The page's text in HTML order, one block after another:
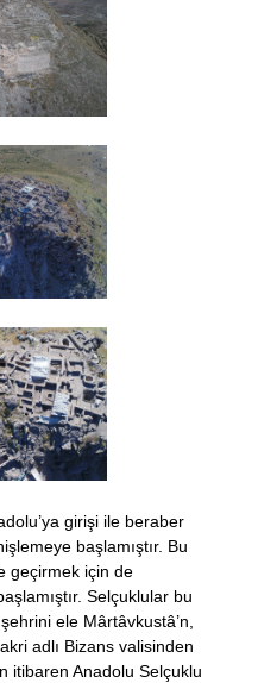
girişi ile beraber
başlamıştır. Bu
geçirmek için de
Selçuklular bu
ele Mârtâvkustâ’n,
adlı Bizans valisinden
itibaren Anadolu Selçuklu